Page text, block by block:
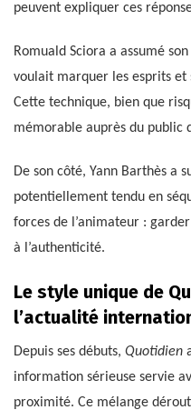
peuvent expliquer ces
Romuald Sciora a assumé
voulait marquer les esprits et
Cette technique, bien que
mémorable auprès du public
De son côté, Yann Barthès a
potentiellement tendu en
forces de l’animateur :
à l’authenticité.
Le style unique de
l’actualité
Depuis ses débuts, Quotidien
information sérieuse servie
proximité. Ce mélange